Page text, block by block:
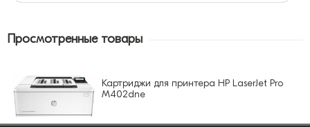
Просмотренные товары
Картриджи для принтера HP LaserJet Pro
M402dne